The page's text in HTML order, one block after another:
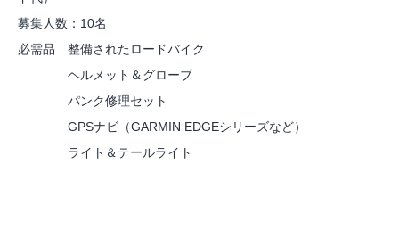
募集人数：10名
必需品 整備されたロードバイク
ヘルメット＆グローブ
パンク修理セット
GPSナビ（GARMIN EDGEシリーズなど）
ライト＆テールライト